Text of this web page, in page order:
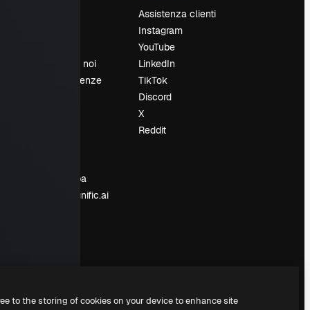
Lavora con noi
Cerca tendenze
Sala stampa
Cerchi magnific.ai
Assistenza clienti
Instagram
YouTube
LinkedIn
TikTok
Discord
X
Reddit
to the storing of cookies on your device to enhance site